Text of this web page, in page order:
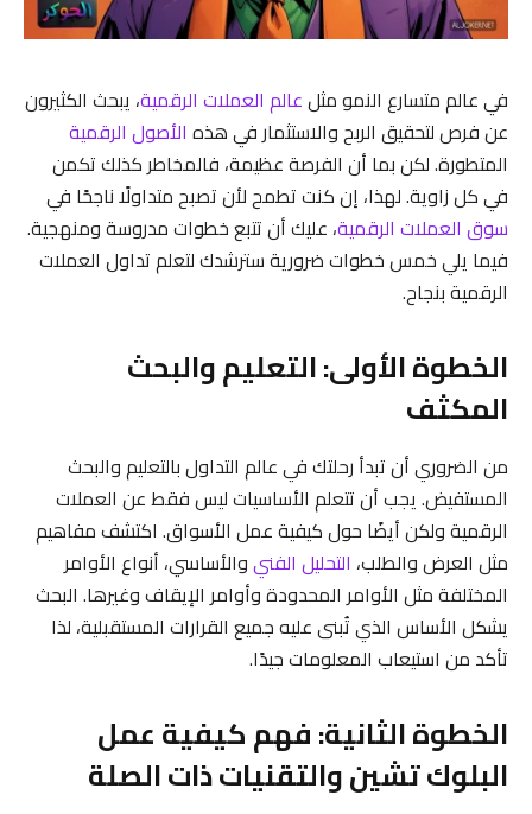
في عالم متسارع النمو مثلعالم العملات الرقمية، يبحث الكثيرون
عن فرص لتحقيق الربح والاستثمار في هذه الأصول الرقمية
المتطورة. لكن بما أن الفرصة عظيمة، فالمخاطر كذلك تكمن
في كل زاوية. لهذا، إن كنت تطمح لأن تصبح متداولًا ناجحًا في
سوق العملات الرقمية، عليك أن تتبع خطوات مدروسة ومنهجية.
فيما يلي خمس خطوات ضرورية سترشدك لتعلم تداول العملات
الرقمية بنجاح.
الخطوة الأولى: التعليم والبحث
المكثف
من الضروري أن تبدأ رحلتك في عالم التداول بالتعليم والبحث
المستفيض. يجب أن تتعلم الأساسيات ليس فقط عن العملات
الرقمية ولكن أيضًا حول كيفية عمل الأسواق. اكتشف مفاهيم
مثل العرض والطلب، التحليل الفنيوالأساسي، أنواع الأوامر
المختلفة مثل الأوامر المحدودة وأوامر الإيقاف وغيرها. البحث
يشكل الأساس الذي تُبنى عليه جميع القرارات المستقبلية، لذا
تأكد من استيعاب المعلومات جيدًا.
الخطوة الثانية: فهم كيفية عمل
البلوك تشين والتقنيات ذات الصلة